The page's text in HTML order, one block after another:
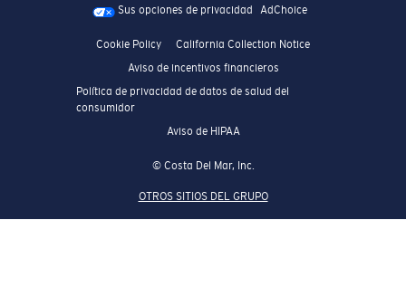
Sus opciones de privacidad AdChoice
Cookie Policy
California Collection Notice
Aviso de incentivos financieros
Política de privacidad de datos de salud del
consumidor
Aviso de HIPAA
© Costa Del Mar, Inc.
OTROS SITIOS DEL GRUPO